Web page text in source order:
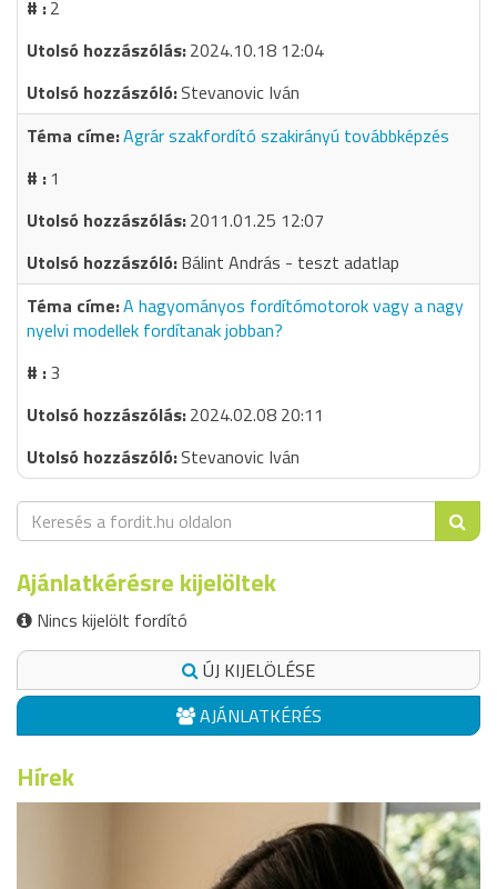
2
2024.10.18 12:04
Stevanovic Iván
Agrár szakfordító szakirányú továbbképzés
1
2011.01.25 12:07
Bálint András - teszt adatlap
A hagyományos fordítómotorok vagy a nagy
nyelvi modellek fordítanak jobban?
3
2024.02.08 20:11
Stevanovic Iván
Ajánlatkérésre kijelöltek
Nincs kijelölt fordító
ÚJ KIJELÖLÉSE
AJÁNLATKÉRÉS
Hírek